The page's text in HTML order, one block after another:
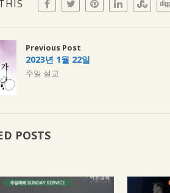
Previous Post
2023년 1월 22일
주일 설교
POSTS